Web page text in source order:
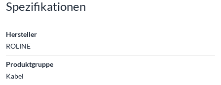
Spezifikationen
Hersteller
ROLINE
Produktgruppe
Kabel